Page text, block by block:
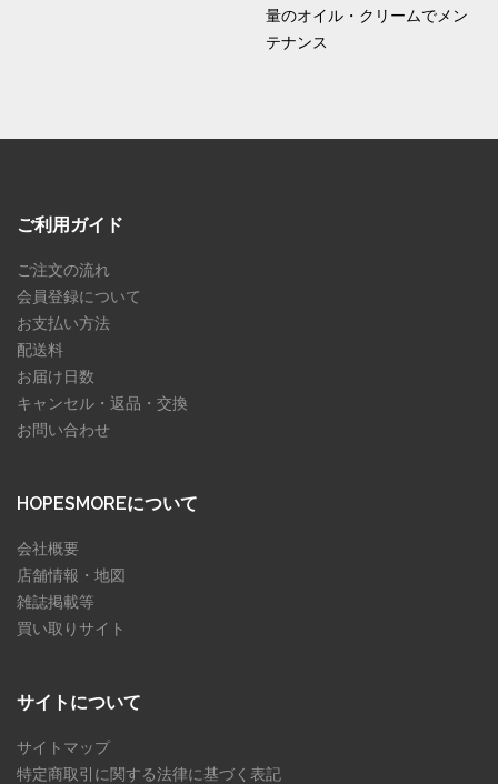
量のオイル・クリームでメン
テナンス
ご利用ガイド
ご注文の流れ
会員登録について
お支払い方法
配送料
お届け日数
キャンセル・返品・交換
お問い合わせ
HOPESMOREについて
会社概要
店舗情報・地図
雑誌掲載等
買い取りサイト
サイトについて
サイトマップ
特定商取引に関する法律に基づく表記